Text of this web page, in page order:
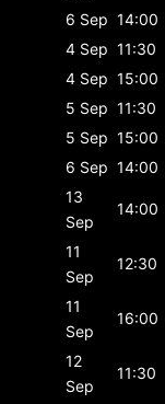
6 Sep 14:00
4 Sep 11:30
4 Sep 15:00
5 Sep 11:30
5 Sep 15:00
6 Sep 14:00
13
Sep
14:00
11
Sep
12:30
11
Sep
16:00
12
Sep
11:30